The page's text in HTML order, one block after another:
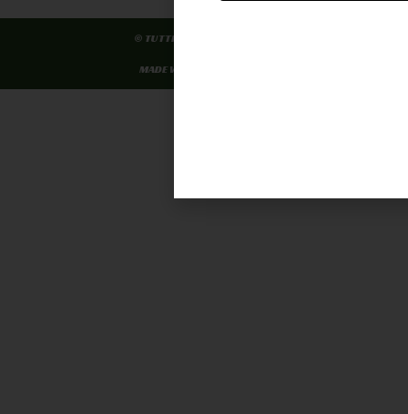
© TUTTI I DIRITTI RISERVATI
MADE WITH DIEGO OTTANI